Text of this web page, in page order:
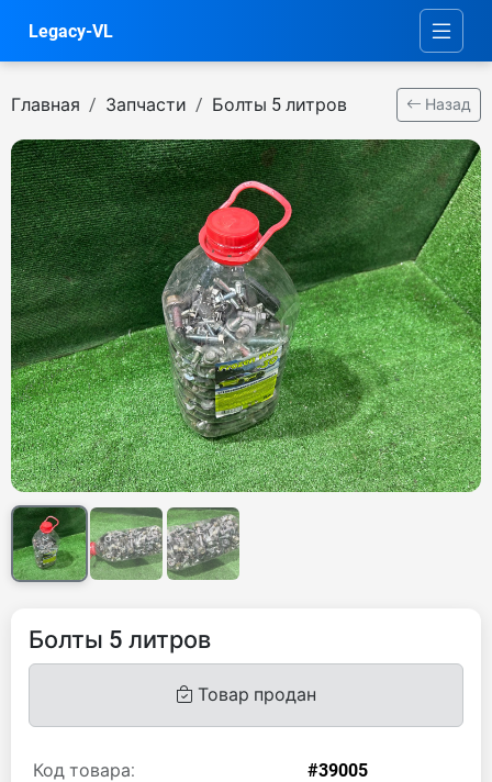
Legacy-VL
Главная Запчасти Болты 5 литров Назад
Болты 5 литров
Товар продан
Код товара:
#39005